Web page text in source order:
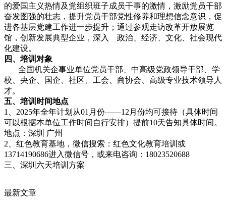
的爱国主义热情及党组织班子成员干事的激情，激励党员干部
奋发图强的壮志，提升党员干部党性修养和理想信念意识，促
进各基层党建工作进一步提升；通过参观走访改革开放展览
馆，创新发展典型企业，深入 政治、经济、文化、社会现代
化建设。
四、培训对象
全国机关企事业单位党员干部、中高级党政领导干部、学
校、央企、国企、社区、工会、商协会、高级专业技术领导人
才。
五、培训时间地点
1、2025年全年计划从01月份——12月份均可接待（具体时间
可以根据本单位工作时间自行安排）提前10天告知具体时间。
地点：深圳 广州
2、红色教育基地，微信搜索：红色文化教育培训或
13714190686进入微信号，或来电咨询：18023520688
三、深圳六天培训方案
最新文章